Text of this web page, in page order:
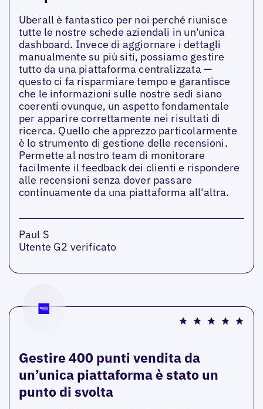
Uberall è fantastico per noi perché riunisce
tutte le nostre schede aziendali in un'unica
dashboard. Invece di aggiornare i dettagli
manualmente su più siti, possiamo gestire
tutto da una piattaforma centralizzata —
questo ci fa risparmiare tempo e garantisce
che le informazioni sulle nostre sedi siano
coerenti ovunque, un aspetto fondamentale
per apparire correttamente nei risultati di
ricerca. Quello che apprezzo particolarmente
è lo strumento di gestione delle recensioni.
Permette al nostro team di monitorare
facilmente il feedback dei clienti e rispondere
alle recensioni senza dover passare
continuamente da una piattaforma all'altra.
Paul S
Utente G2 verificato
Gestire 400 punti vendita da
un’unica piattaforma è stato un
punto di svolta